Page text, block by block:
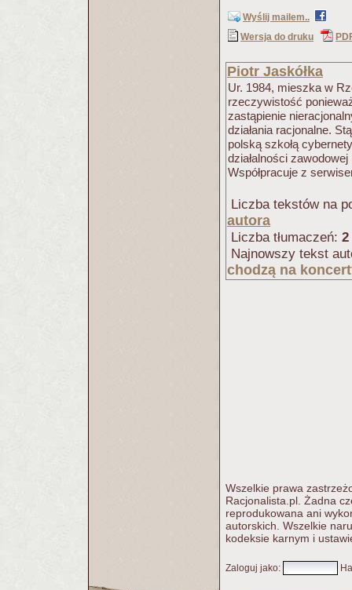
Wyślij mailem..
Wersja do druku
Piotr Jaskółka
Ur. 1984, mieszka w
rzeczywistość
zastąpienie
działania racjonalne.
polską szkołą
działalności
Współpracuje z
Liczba tekstów na
autora
Liczba tłumaczeń: 2
Najnowszy tekst
chodzą na
Wszelkie prawa
Racjonalista.pl. Żadna
reprodukowana ani
autorskich. Wszelkie
kodeksie karnym i
Zaloguj jako: